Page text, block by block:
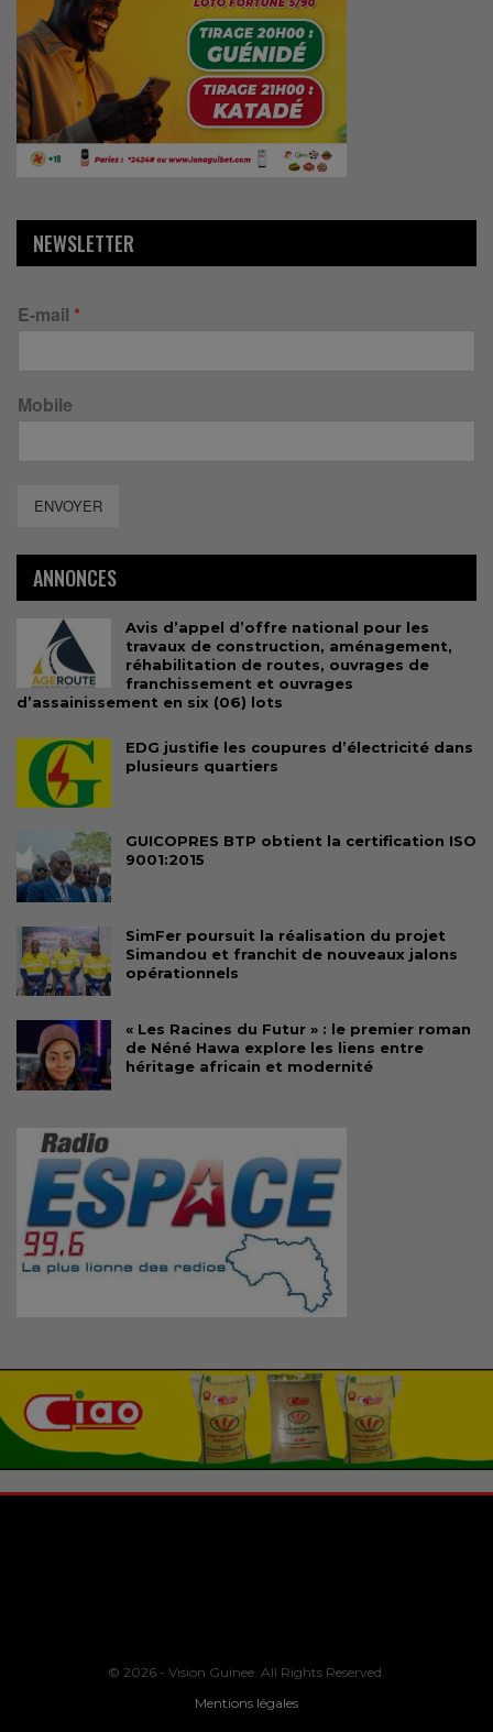
NEWSLETTER
E-mail *
Mobile
ENVOYER
ANNONCES
Avis d’appel d’offre national pour les
travaux de construction, aménagement,
réhabilitation de routes, ouvrages de
franchissement et ouvrages
d’assainissement en six (06) lots
EDG justifie les coupures d’électricité dans
plusieurs quartiers
GUICOPRES BTP obtient la certification ISO
9001:2015
SimFer poursuit la réalisation du projet
Simandou et franchit de nouveaux jalons
opérationnels
« Les Racines du Futur » : le premier roman
de Néné Hawa explore les liens entre
héritage africain et modernité
© 2026 - Vision Guinee. All Rights Reserved.
Mentions légales